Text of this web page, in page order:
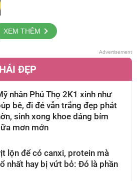
XEM THÊM
ĐẸP
nhân Phú Thọ 2K1 xinh như
bê, đi đẻ vẫn trắng đẹp phát
sinh xong khoe dáng bỉm
mơn mởn
lộn để có canxi, protein mà
nhất hay bị vứt bỏ: Đó là phần